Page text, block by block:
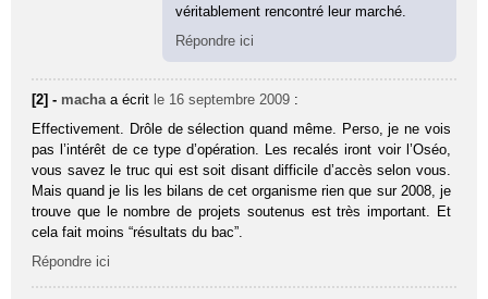
véritablement rencontré leur marché.
Répondre ici
[2] - macha a écrit le 16 septembre 2009 :
Effectivement. Drôle de sélection quand même. Perso, je ne vois
pas l’intérêt de ce type d’opération. Les recalés iront voir l’Oséo,
vous savez le truc qui est soit disant difficile d’accès selon vous.
Mais quand je lis les bilans de cet organisme rien que sur 2008, je
trouve que le nombre de projets soutenus est très important. Et
cela fait moins “résultats du bac”.
Répondre ici